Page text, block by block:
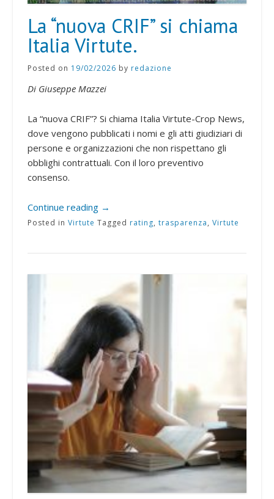
La “nuova CRIF” si chiama
Italia Virtute.
Posted on 19/02/2026 by redazione
Di Giuseppe Mazzei
La “nuova CRIF”? Si chiama Italia Virtute-Crop News,
dove vengono pubblicati i nomi e gli atti giudiziari di
persone e organizzazioni che non rispettano gli
obblighi contrattuali. Con il loro preventivo
consenso.
Continue reading →
Posted in Virtute Tagged rating, trasparenza, Virtute